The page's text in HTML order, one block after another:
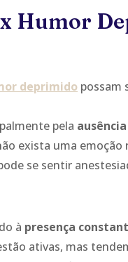
Humor
deprimido possam
pela
exista uma
se sentir
à presença
ativas, mas